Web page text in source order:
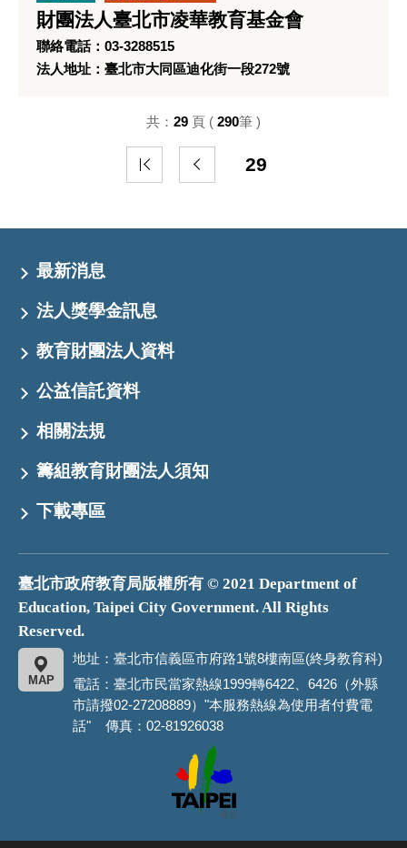
財團法人臺北市凌華教育基金會
聯絡電話：03-3288515
法人地址：臺北市大同區迪化街一段272號
29
共： 29 頁 ( 290筆 )
最新消息
法人獎學金訊息
教育財團法人資料
公益信託資料
相關法規
籌組教育財團法人須知
下載專區
臺北市政府教育局版權所有 © 2021 Department of
Education, Taipei City Government. All Rights
Reserved.
地址：臺北市信義區市府路1號8樓南區(終身教育科)
MAP
電話：臺北市民當家熱線1999轉6422、6426（外縣
市請撥02-27208889）"本服務熱線為使用者付費電
話" 傳真：02-81926038
市
政